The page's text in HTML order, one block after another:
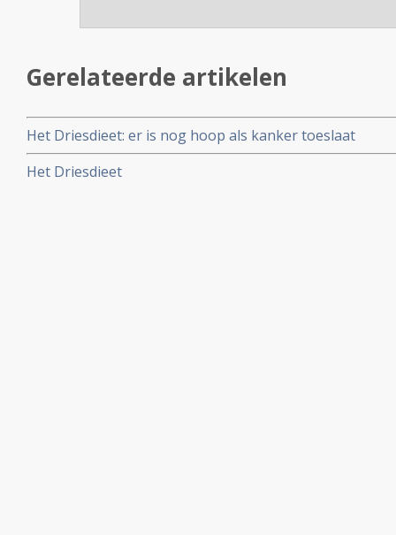
Gerelateerde artikelen
Het Driesdieet: er is nog hoop als kanker toeslaat
Het Driesdieet